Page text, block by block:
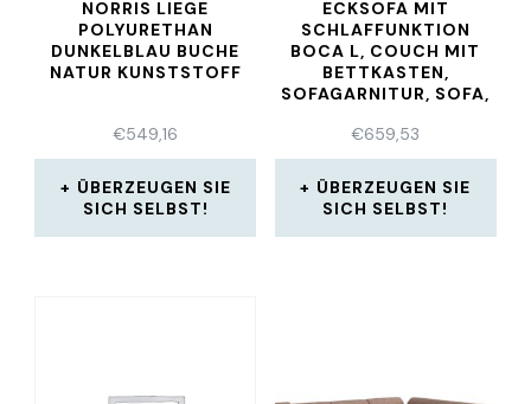
NORRIS LIEGE
POLYURETHAN
DUNKELBLAU BUCHE
NATUR KUNSTSTOFF
€549,16
ÜBERZEUGEN SIE
SICH SELBST!
ECKSOFA MIT
SCHLAFFUNKTION
BOCA L, COUCH MIT
BETTKASTEN,
SOFAGARNITUR, SOFA,
€659,53
ÜBERZEUGEN SIE
SICH SELBST!